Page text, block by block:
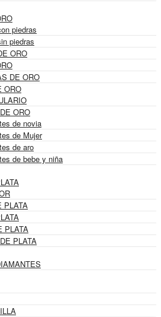
piedras
piedras
ORO
DE ORO
ORO
ORO
de novia
de Mujer
de aro
de bebe y niña
PLATA
PLATA
PLATA